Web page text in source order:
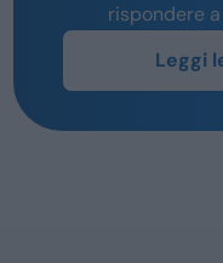
rispondere
Leggi